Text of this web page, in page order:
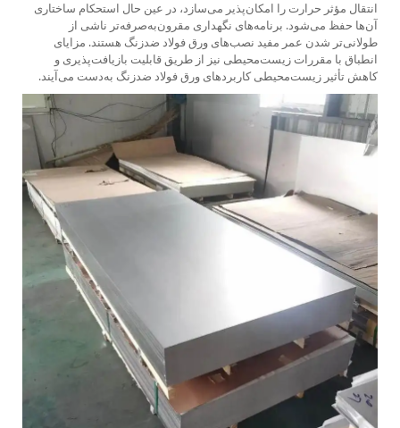
انتقال مؤثر حرارت را امکان‌پذیر می‌سازد، در عین حال استحکام ساختاری
آن‌ها حفظ می‌شود. برنامه‌های نگهداری مقرون‌به‌صرفه‌تر ناشی از
طولانی‌تر شدن عمر مفید نصب‌های ورق فولاد ضدزنگ هستند. مزایای
انطباق با مقررات زیست‌محیطی نیز از طریق قابلیت بازیافت‌پذیری و
کاهش تأثیر زیست‌محیطی کاربردهای ورق فولاد ضدزنگ به‌دست می‌آیند.